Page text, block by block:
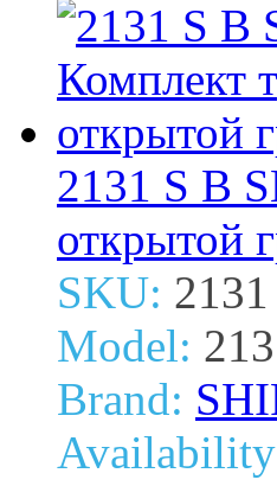
2131 S B
открытой
SKU:
Model:
Brand: